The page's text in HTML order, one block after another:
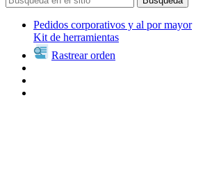
Pedidos corporativos y al por mayor
Kit de herramientas
Rastrear orden